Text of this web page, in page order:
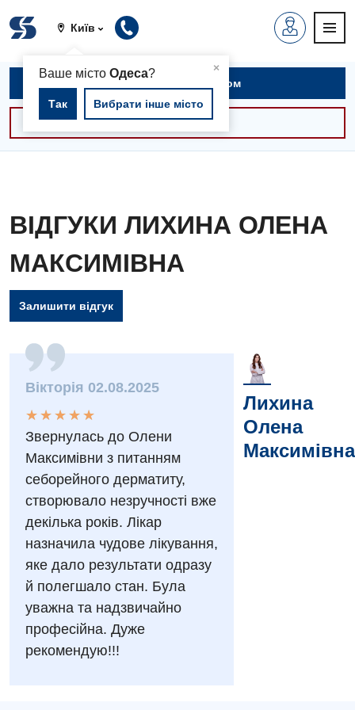
Київ
×
Ваше містоОдеса?
Так Вибрати інше місто
Вакансії
Заходи БПР
Інтернатура
Енциклопедія
Програма лояльності
Відгуки
Відео
Діагностика
Діагностичне відділення
Ендоскопічне відділення
Інструментальна діагностика
Рентгенографія
УЗД
Для дорослих
Акушерство і гінекологія
Алергологія, імунологія
Національний скринінг здоров’я 40+
Українська
Російська
Записатися на прийом
Консультації -30%
ВІДГУКИ ЛИХИНА ОЛЕНА
МАКСИМІВНА
Залишити відгук
Вікторія 02.08.2025
★
★
★
★
★
★ ★ ★ ★ ★
Звернулась до Олени
Максимівни з питанням
себорейного дерматиту,
створювало незручності вже
декілька років. Лікар
назначила чудове лікування,
яке дало результати одразу
й полегшало стан. Була
уважна та надзвичайно
професійна. Дуже
рекомендую!!!
Лихина
Олена
Максимівна